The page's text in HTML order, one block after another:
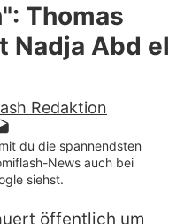
Liebe
Thomas
Nadja Abd el
Redaktion
du die spannendsten
News auch bei
siehst.
öffentlich um